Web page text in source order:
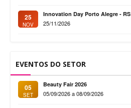
25
NOV
Innovation Day Porto Alegre - RS
25/11/2026
EVENTOS DO SETOR
05
SET
Beauty Fair 2026
05/09/2026 a 08/09/2026